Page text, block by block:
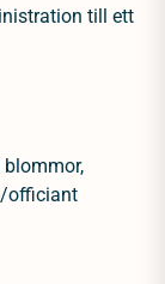
till ett
officiant